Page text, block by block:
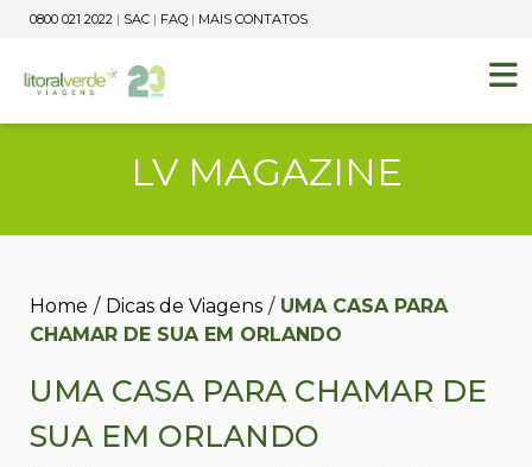
0800 021 2022 | SAC | FAQ | MAIS CONTATOS
LV MAGAZINE
Home / Dicas de Viagens / UMA CASA PARA
CHAMAR DE SUA EM ORLANDO
UMA CASA PARA CHAMAR DE
SUA EM ORLANDO